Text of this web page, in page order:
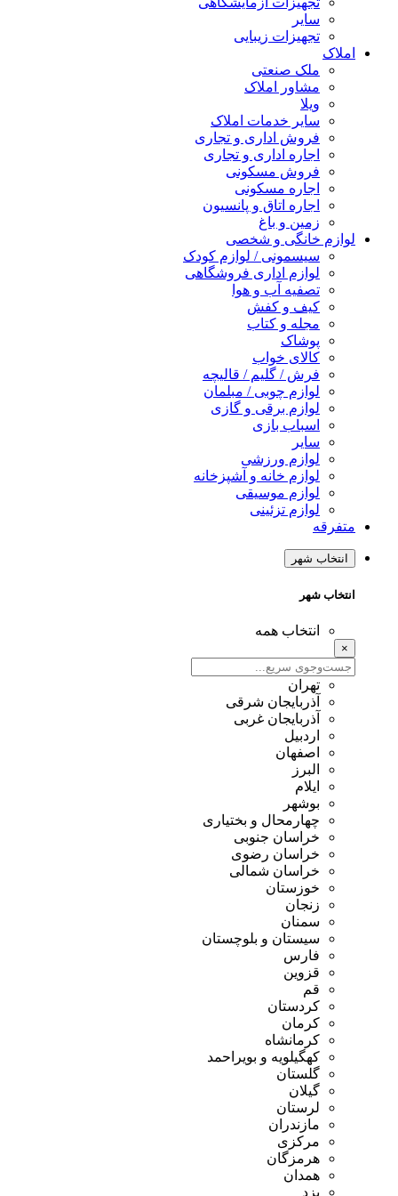
سایر
تجهیزات زیبایی
املاک
ملک صنعتی
مشاور املاک
ویلا
سایر خدمات املاک
فروش اداری و تجاری
اجاره اداری و تجاری
فروش مسکونی
اجاره مسکونی
اجاره اتاق و پانسیون
زمین و باغ
لوازم خانگی و شخصی
سیسمونی / لوازم کودک
لوازم اداری فروشگاهی
تصفیه آب و هوا
کیف و کفش
مجله و کتاب
پوشاک
کالای خواب
فرش / گلیم / قالیچه
لوازم چوبی / مبلمان
لوازم برقی و گازی
اسباب بازی
سایر
لوازم ورزشی
لوازم خانه و آشپزخانه
لوازم موسیقی
لوازم تزئینی
متفرقه
انتخاب شهر
انتخاب شهر
انتخاب همه
×
تهران
آذربایجان شرقی
آذربایجان غربی
اردبیل
اصفهان
البرز
ایلام
بوشهر
چهارمحال و بختیاری
خراسان جنوبی
خراسان رضوی
خراسان شمالی
خوزستان
زنجان
سمنان
سیستان و بلوچستان
فارس
قزوین
قم
کردستان
کرمان
کرمانشاه
کهگیلویه و بویراحمد
گلستان
گیلان
لرستان
مازندران
مرکزی
هرمزگان
همدان
یزد